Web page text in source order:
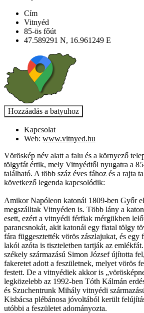
Cím
Vitnyéd
85-ös főút
47.589291 N, 16.961249 E
Kapcsolat
Web: www.vitnyed.hu
Vöröskép név alatt a falu és a környező
tölgyfát értik, mely Vitnyédtől nyugatra a
található. A több száz éves fához és a rajta
következő legenda kapcsolódik:
Amikor Napóleon katonái 1809-ben Győr
megszálltak Vitnyéden is. Több lány a
esett, ezért a vitnyédi férfiak mérgükben
parancsnokát, akit katonái egy fiatal tölgy
fára függesztették vörös zászlajukat, és egy
lakói azóta is tiszteletben tartják az
székely származású Simon József újította
fakeretet adott a feszületnek, melyet vörös
festett. De a vitnyédiek akkor is
legközelebb az 1992-ben Tóth Kálmán
és Szuchentrunk Mihály vitnyédi
Kisbácsa plébánosa jóvoltából került
utóbbi a feszületet adományozta.